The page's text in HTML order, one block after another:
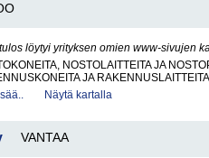
löytyi yrityksen omien www-sivujen
NOSTOLAITTEITA JA
JA RAKENNUSLAITTEITA
Näytä kartalla
VANTAA